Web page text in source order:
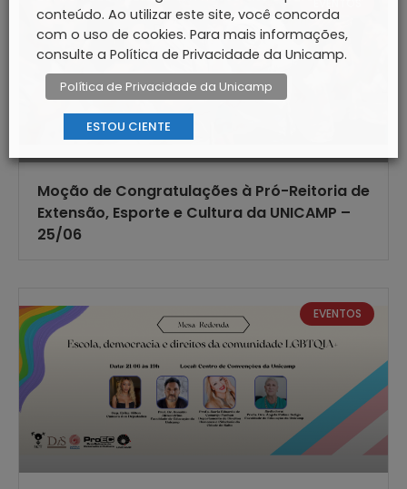
EVENTOS
Moção de Congratulações à Pró-Reitoria de
Extensão, Esporte e Cultura da UNICAMP –
25/06
EVENTOS
conteúdo. Ao utilizar este site, você concorda
com o uso de cookies. Para mais informações,
consulte a Política de Privacidade da Unicamp.
Política de Privacidade da Unicamp
ESTOU CIENTE